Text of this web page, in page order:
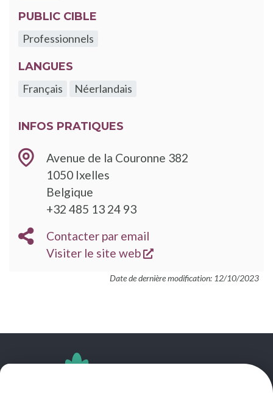
PUBLIC CIBLE
Professionnels
LANGUES
Français
Néerlandais
INFOS PRATIQUES
Avenue de la Couronne 382
1050 Ixelles
Belgique
TÉLÉPHONE
+32 485 13 24 93
EMAIL
Contacter par email
SITE
Visiter le site web s'ouvre dans une
Date de dernière modification: 12/10/2023